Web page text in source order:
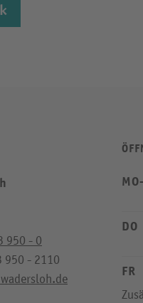
950 - 0
950 - 2110
DO
FR